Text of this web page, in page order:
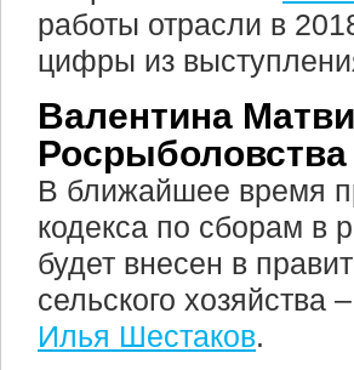
работы отрасли в
цифры из
Валентина
Росрыболовства
В ближайшее время
кодекса по сборам в
будет внесен в
сельского хозяйства
Илья Шестаков.